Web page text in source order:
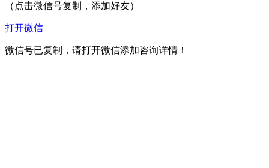
（点击微信号复制，添加好友）
打开微信
微信号已复制，请打开微信添加咨询详情！